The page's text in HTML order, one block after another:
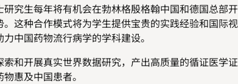
研究生每年将有机会在勃林格殷格翰中国和德国总部
这种合作模式将为学生提供宝贵的实践经验和国际
中国药物流行病学的学科建设。
和开展真实世界数据研究，产出高质量的循证医学
惠及中国患者。